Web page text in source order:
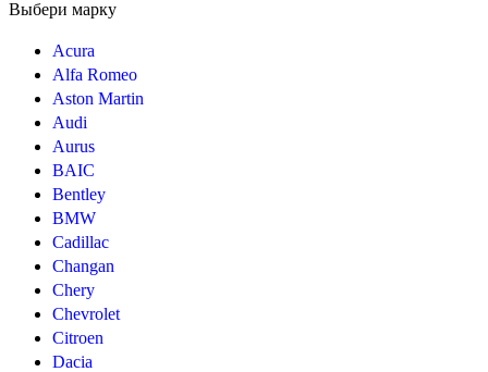
Выбери марку
Acura
Alfa Romeo
Aston Martin
Audi
Aurus
BAIC
Bentley
BMW
Cadillac
Changan
Chery
Chevrolet
Citroen
Dacia